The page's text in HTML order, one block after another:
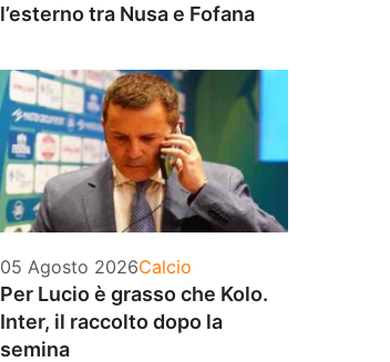
l’esterno tra Nusa e Fofana
05 Agosto 2026Categorie
Calcio
Per Lucio è grasso che Kolo.
Inter, il raccolto dopo la
semina